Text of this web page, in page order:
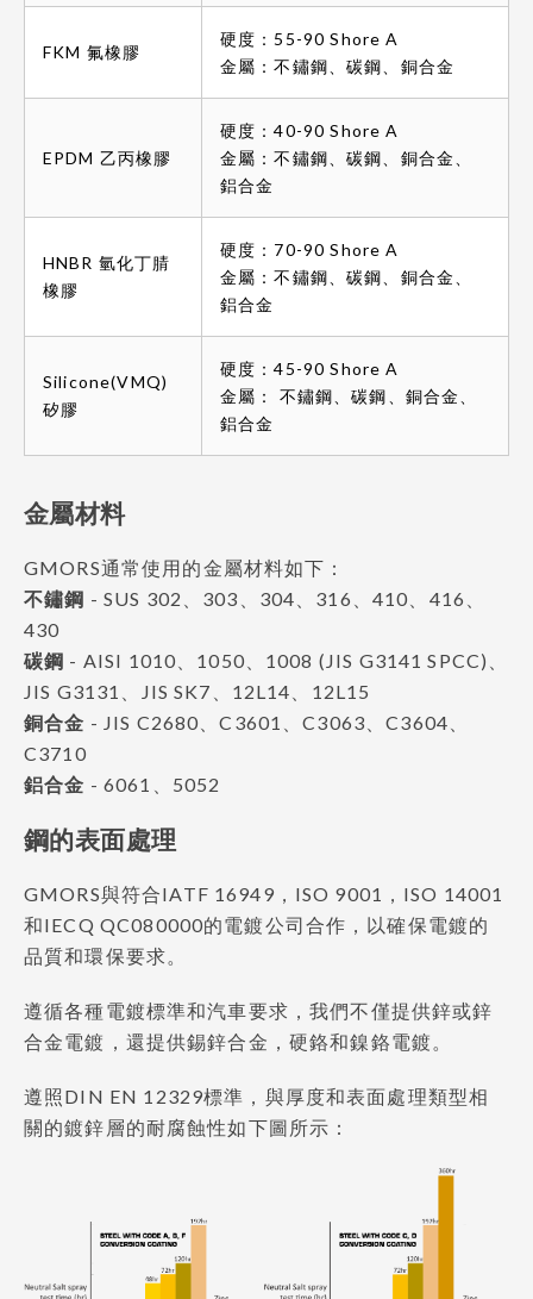
FKM 氟橡膠
硬度：55-90 Shore A
金屬：不鏽鋼、碳鋼、銅合金
EPDM 乙丙橡膠
硬度：40-90 Shore A
金屬：不鏽鋼、碳鋼、銅合金、
鋁合金
HNBR 氫化丁腈
橡膠
硬度：70-90 Shore A
金屬：不鏽鋼、碳鋼、銅合金、
鋁合金
Silicone(VMQ)
矽膠
硬度：45-90 Shore A
金屬： 不鏽鋼、碳鋼、銅合金、
鋁合金
金屬材料
GMORS通常使用的金屬材料如下：
不鏽鋼 - SUS 302、303、304、316、410、416、
430
碳鋼 - AISI 1010、1050、1008 (JIS G3141 SPCC)、
JIS G3131、JIS SK7、12L14、12L15
銅合金 - JIS C2680、C3601、C3063、C3604、
C3710
鋁合金 - 6061、5052
鋼的表面處理
GMORS與符合IATF 16949，ISO 9001，ISO 14001
和IECQ QC080000的電鍍公司合作，以確保電鍍的
品質和環保要求。
遵循各種電鍍標準和汽車要求，我們不僅提供鋅或鋅
合金電鍍，還提供錫鋅合金，硬鉻和鎳鉻電鍍。
遵照DIN EN 12329標準，與厚度和表面處理類型相
關的鍍鋅層的耐腐蝕性如下圖所示：